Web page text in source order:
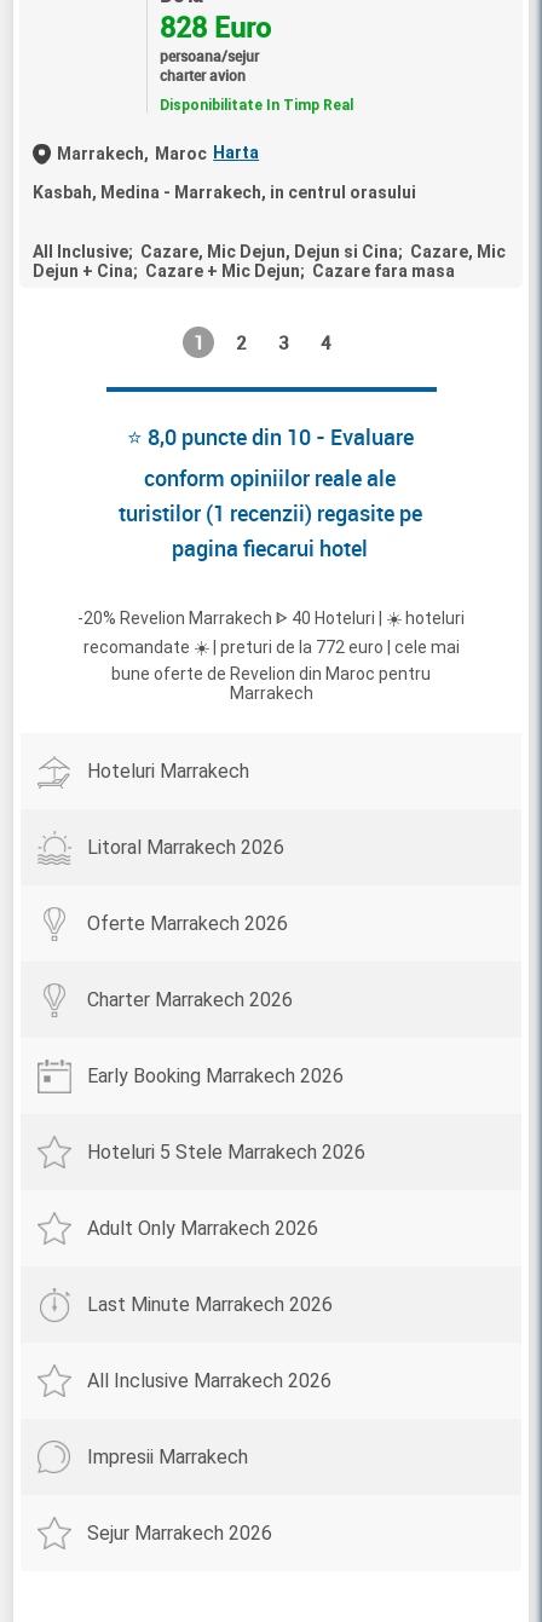
828 Euro
persoana/sejur
charter avion
Disponibilitate In Timp Real
Marrakech, Maroc Harta
Kasbah, Medina - Marrakech, in centrul orasului
All Inclusive; Cazare, Mic Dejun, Dejun si Cina; Cazare, Mic
Dejun + Cina; Cazare + Mic Dejun; Cazare fara masa
1 2 3 4
⭐ 8,0 puncte din 10 - Evaluare
conform opiniilor reale ale
turistilor (1 recenzii) regasite pe
pagina fiecarui hotel
-20% Revelion Marrakech ᐈ 40 Hoteluri | ☀️ hoteluri
recomandate ☀️ | preturi de la 772 euro | cele mai
bune oferte de Revelion din Maroc pentru
Marrakech
Hoteluri Marrakech
Litoral Marrakech 2026
Oferte Marrakech 2026
Charter Marrakech 2026
Early Booking Marrakech 2026
Hoteluri 5 Stele Marrakech 2026
Adult Only Marrakech 2026
Last Minute Marrakech 2026
All Inclusive Marrakech 2026
Impresii Marrakech
Sejur Marrakech 2026